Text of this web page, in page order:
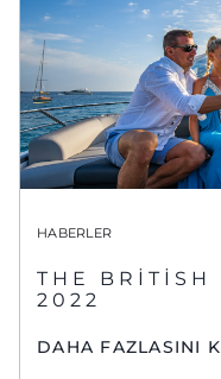
HABERLER
THE BRITISH
2022
DAHA FAZLASINI